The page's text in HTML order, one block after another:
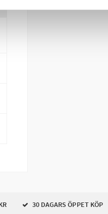
30 DAGARS ÖPPET KÖP